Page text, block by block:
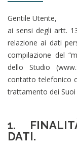
Gentile Utente,
ai sensi degli artt.
relazione ai dati
compilazione del
dello Studio
contatto telefonico
trattamento dei
1.
DATI.